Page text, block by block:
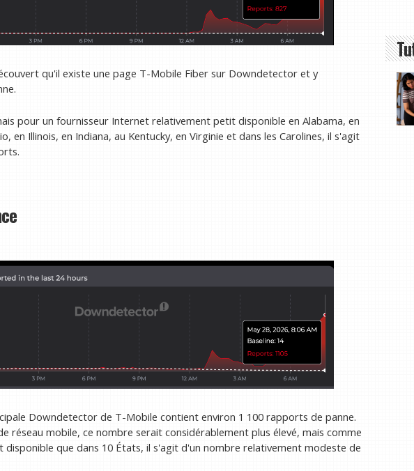
qu'il existe une page T-Mobile Fiber sur Downdetector et y
pour un fournisseur Internet relativement petit disponible en Alabama, en
en Illinois, en Indiana, au Kentucky, en Virginie et dans les Carolines, il s'agit
Downdetector de T-Mobile contient environ 1 100 rapports de panne.
réseau mobile, ce nombre serait considérablement plus élevé, mais comme
que dans 10 États, il s'agit d'un nombre relativement modeste de